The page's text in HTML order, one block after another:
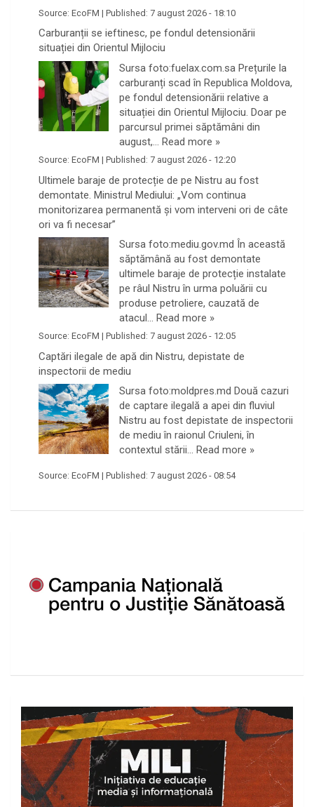
Source: EcoFM | Published: 7 august 2026 - 18:10
Carburanții se ieftinesc, pe fondul detensionării
situației din Orientul Mijlociu
Sursa foto:fuelax.com.sa Prețurile la
carburanți scad în Republica Moldova,
pe fondul detensionării relative a
situației din Orientul Mijlociu. Doar pe
parcursul primei săptămâni din
august,… Read more »
Source: EcoFM | Published: 7 august 2026 - 12:20
Ultimele baraje de protecție de pe Nistru au fost
demontate. Ministrul Mediului: „Vom continua
monitorizarea permanentă și vom interveni ori de câte
ori va fi necesar”
Sursa foto:mediu.gov.md În această
săptămână au fost demontate
ultimele baraje de protecție instalate
pe râul Nistru în urma poluării cu
produse petroliere, cauzată de
atacul… Read more »
Source: EcoFM | Published: 7 august 2026 - 12:05
Captări ilegale de apă din Nistru, depistate de
inspectorii de mediu
Sursa foto:moldpres.md Două cazuri
de captare ilegală a apei din fluviul
Nistru au fost depistate de inspectorii
de mediu în raionul Criuleni, în
contextul stării… Read more »
Source: EcoFM | Published: 7 august 2026 - 08:54